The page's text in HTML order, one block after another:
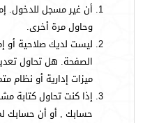
أن غير مسجل للدخول.
وحاول مرة أخرى.
ليست لديك صلاحية أو
الصفحة. هل تحاول
ميزات إدارية أو نظام
إذا كنت تحاول كتابة
حسابك , أو أن حسابك